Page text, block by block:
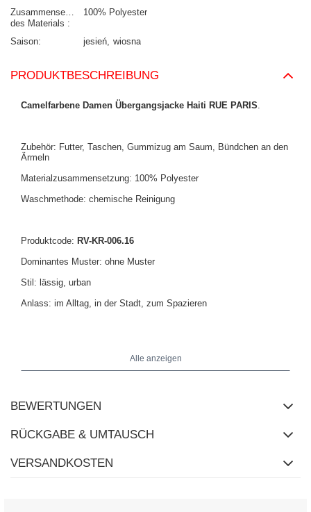
Zusammensetzung
des Materials
100% Polyester
Saison jesień wiosna
PRODUKTBESCHREIBUNG
Camelfarbene Damen Übergangsjacke Haiti RUE PARIS
Zubehör: Futter, Taschen, Gummizug am Saum, Bündchen an den
Ärmeln
Materialzusammensetzung: 100% Polyester
Waschmethode: chemische Reinigung
Produktcode: RV-KR-006.16
Dominantes Muster: ohne Muster
Stil: lässig, urban
Anlass: im Alltag, in der Stadt, zum Spazieren
Brust 90 cm, Taille 62 cm, Hüfte 94 cm.
Alle anzeigen
BEWERTUNGEN
RÜCKGABE & UMTAUSCH
VERSANDKOSTEN